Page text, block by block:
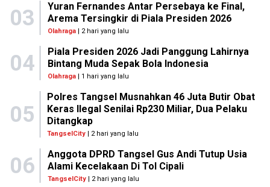
03
Yuran Fernandes Antar Persebaya ke Final,
Arema Tersingkir di Piala Presiden 2026
Olahraga| 2 hari yang lalu
04
Piala Presiden 2026 Jadi Panggung Lahirnya
Bintang Muda Sepak Bola Indonesia
Olahraga| 1 hari yang lalu
05
Polres Tangsel Musnahkan 46 Juta Butir Obat
Keras Ilegal Senilai Rp230 Miliar, Dua Pelaku
Ditangkap
TangselCity | 2 hari yang lalu
06
Anggota DPRD Tangsel Gus Andi Tutup Usia
Alami Kecelakaan Di Tol Cipali
TangselCity| 2 hari yang lalu